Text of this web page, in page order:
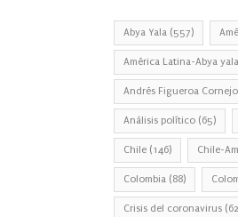
Abya Yala (557)
América Latina-Abya yala
Andrés Figueroa Cornejo
Análisis político (65)
Chile (146) Chile-
Colombia (88)
Crisis del coronavirus